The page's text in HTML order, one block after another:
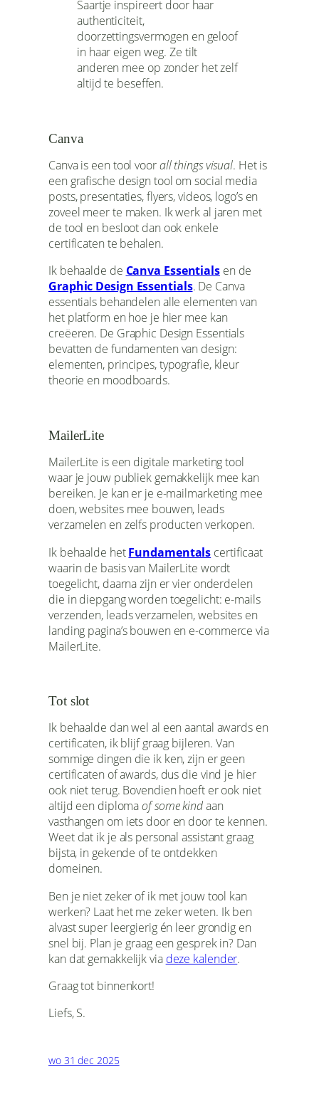
Saartje inspireert door haar
authenticiteit,
doorzettingsvermogen en geloof
in haar eigen weg. Ze tilt
anderen mee op zonder het zelf
altijd te beseffen.
Canva
Canva is een tool voorall things visual. Het is
een grafische design tool om social media
posts, presentaties, flyers, videos, logo’s en
zoveel meer te maken. Ik werk al jaren met
de tool en besloot dan ook enkele
certificaten te behalen.
Ik behaalde de Canva Essentialsen de
Graphic Design Essentials. De Canva
essentials behandelen alle elementen van
het platform en hoe je hier mee kan
creëeren. De Graphic Design Essentials
bevatten de fundamenten van design:
elementen, principes, typografie, kleur
theorie en moodboards.
MailerLite
MailerLite is een digitale marketing tool
waar je jouw publiek gemakkelijk mee kan
bereiken. Je kan er je e-mailmarketing mee
doen, websites mee bouwen, leads
verzamelen en zelfs producten verkopen.
Ik behaalde hetFundamentals certificaat
waarin de basis van MailerLite wordt
toegelicht, daarna zijn er vier onderdelen
die in diepgang worden toegelicht: e-mails
verzenden, leads verzamelen, websites en
landing pagina’s bouwen en e-commerce via
MailerLite.
Tot slot
Ik behaalde dan wel al een aantal awards en
certificaten, ik blijf graag bijleren. Van
sommige dingen die ik ken, zijn er geen
certificaten of awards, dus die vind je hier
ook niet terug. Bovendien hoeft er ook niet
altijd een diplomaof some kindaan
vasthangen om iets door en door te kennen.
Weet dat ik je als personal assistant graag
bijsta, in gekende of te ontdekken
domeinen.
Ben je niet zeker of ik met jouw tool kan
werken? Laat het me zeker weten. Ik ben
alvast super leergierig én leer grondig en
snel bij. Plan je graag een gesprek in? Dan
kan dat gemakkelijk via deze kalender.
Graag tot binnenkort!
Liefs, S.
wo 31 dec 2025